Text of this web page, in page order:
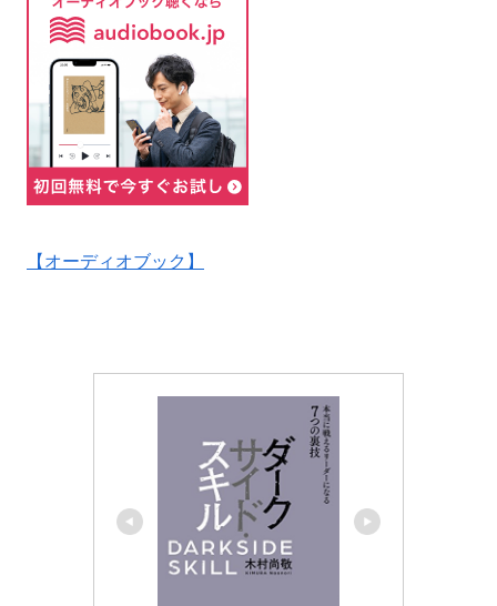
【オーディオブック】